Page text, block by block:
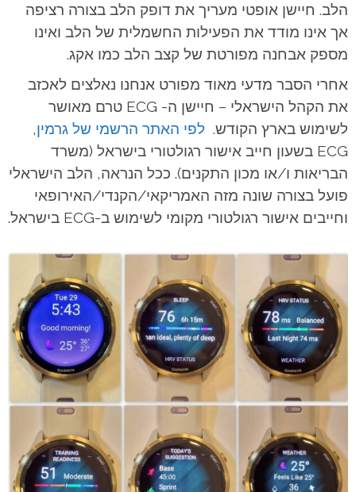
הלב. חיישן אופטי מעריך את דופק הלב בצורה רציפה
אך אינו מודד את הפעילות החשמלית של הלב ואינו
מספק אבחנה מפורטת של קצב הלב כמו אקג.
אחרי הסבר מדעי מאוד מפורט אנחנו נאלצים לאכזב
את הקהל הישראלי – חיישן ה- ECG טרם מאושר
לשימוש בארץ הקודש. לפי האתר הרשמי של גרמין,
ECG בשעון חייב אישור רגולטורי בישראל (משרד
הבריאות ו/או מכון התקנים). ככל הנראה, הלב הישראלי
פועל בצורה שונה מזה האמריקאי/הקנדי/האירופאי
וחייבים אישור רגולטורי מקומי לשימוש ב-ECG בישראל.